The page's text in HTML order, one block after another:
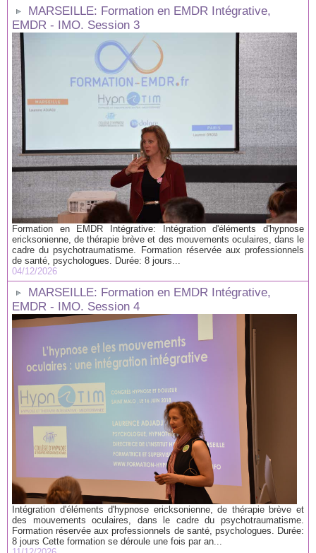
MARSEILLE: Formation en EMDR Intégrative,
EMDR - IMO. Session 3
Formation en EMDR Intégrative: Intégration d'éléments d'hypnose
ericksonienne, de thérapie brève et des mouvements oculaires, dans le
cadre du psychotraumatisme. Formation réservée aux professionnels
de santé, psychologues. Durée: 8 jours...
04/12/2026
MARSEILLE: Formation en EMDR Intégrative,
EMDR - IMO. Session 4
Intégration d'éléments d'hypnose ericksonienne, de thérapie brève et
des mouvements oculaires, dans le cadre du psychotraumatisme.
Formation réservée aux professionnels de santé, psychologues. Durée:
8 jours Cette formation se déroule une fois par an...